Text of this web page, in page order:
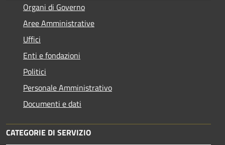
Organi di Governo
Aree Amministrative
Uffici
Enti e fondazioni
Politici
Personale Amministrativo
Documenti e dati
CATEGORIE DI SERVIZIO